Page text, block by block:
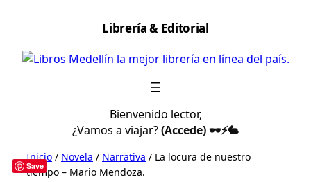
contenido
Librería & Editorial
Bienvenido lector,
¿Vamos a viajar?(Accede) 🕶️⚡🐇
Save
Inicio / Novela / Narrativa / La locura de nuestro
tiempo – Mario Mendoza.